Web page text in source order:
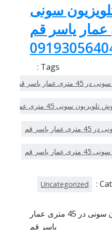
سونی
عمار یاسر قم
Tags :
عمار یاسر قم
سونی 45 متری عمار یاسر قم
یاسر قم
یاسر قم
Uncategorized
تعمیرات تلویزیون سونی در 45 متری عمار
یاسر قم